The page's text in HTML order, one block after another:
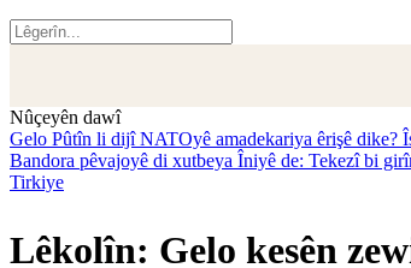
Nûçeyên dawî
Gelo Pûtîn li dijî NATOyê amadekariya êrişê dike?
Bandora pêvajoyê di xutbeya Îniyê de: Tekezî bi
Tirkiye
Lêkolîn: Gelo kesên